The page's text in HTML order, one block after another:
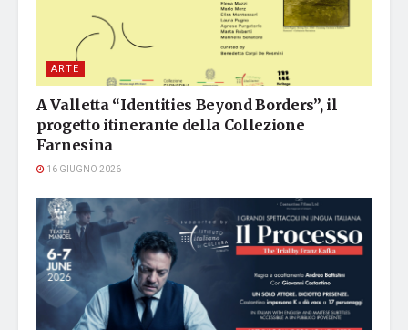
ARTE
A Valletta “Identities Beyond Borders”, il
progetto itinerante della Collezione
Farnesina
16 GIUGNO 2026